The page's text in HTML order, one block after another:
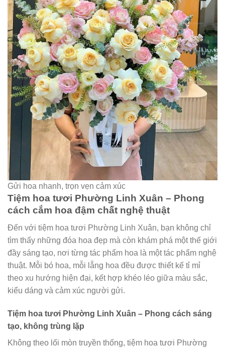
Gửi hoa nhanh, trọn vẹn cảm xúc
Tiệm hoa tươi Phường Linh Xuân – Phong
cách cắm hoa đậm chất nghệ thuật
Đến với tiệm hoa tươi Phường Linh Xuân, bạn không chỉ
tìm thấy những đóa hoa đẹp mà còn khám phá một thế giới
đầy sáng tạo, nơi từng tác phẩm hoa là một tác phẩm nghệ
thuật. Mỗi bó hoa, mỗi lẵng hoa đều được thiết kế tỉ mỉ
theo xu hướng hiện đại, kết hợp khéo léo giữa màu sắc,
kiểu dáng và cảm xúc người gửi.
Tiệm hoa tươi Phường Linh Xuân – Phong cách sáng
tạo, không trùng lặp
Không theo lối mòn truyền thống, tiệm hoa tươi Phường